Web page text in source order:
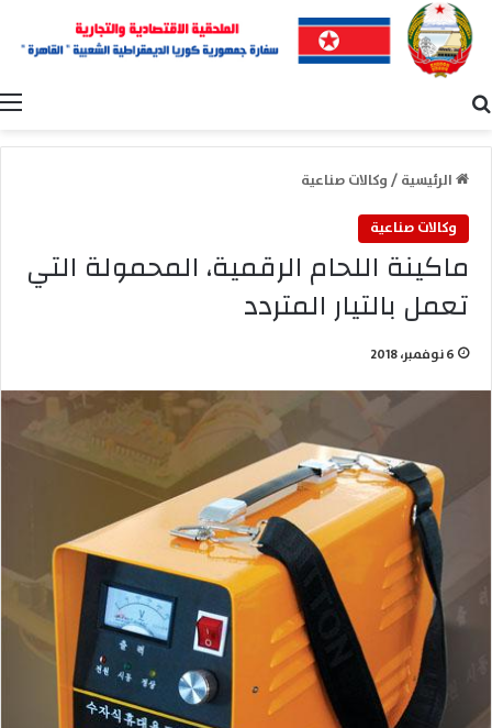
الرئيسية/وكالات صناعية
وكالات صناعية
ماكينة اللحام الرقمية، المحمولة التي
تعمل بالتيار المتردد
6 نوفمبر، 2018